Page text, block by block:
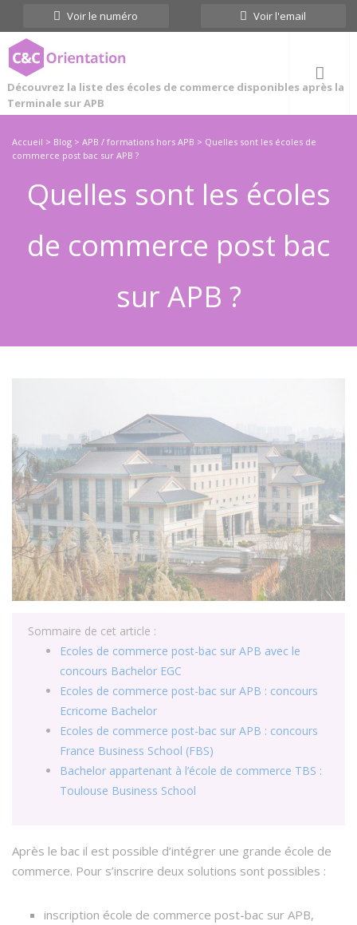
Voir le numéro Voir l'email
Découvrez la liste des écoles de commerce disponibles après la
Terminale sur APB
Accueil > Blog > APB / formations hors APB > Quelles sont les écoles de
commerce post bac sur APB ?
Quelles sont les écoles
de commerce post bac
sur APB ?
Sommaire de cet article :
Ecoles de commerce post-bac sur APB avec le
concours Bachelor EGC
Ecoles de commerce post-bac sur APB : concours
Ecricome Bachelor
Ecoles de commerce post-bac sur APB : concours
France Business School (FBS)
Bachelor appartenant à l’école de commerce TBS :
Toulouse Business School
Après le bac il est possible d’intégrer une grande école de
commerce. Pour s’inscrire deux solutions sont possibles :
inscription école de commerce post-bac sur APB,
Cookies management panel